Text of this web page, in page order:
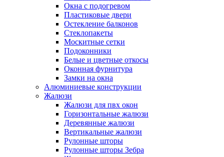
Окна с подогревом
Пластиковые двери
Остекление балконов
Стеклопакеты
Москитные сетки
Подоконники
Белые и цветные откосы
Оконная фурнитура
Замки на окна
Алюминиевые конструкции
Жалюзи
Жалюзи для пвх окон
Горизонтальные жалюзи
Деревянные жалюзи
Вертикальные жалюзи
Рулонные шторы
Рулонные шторы Зебра